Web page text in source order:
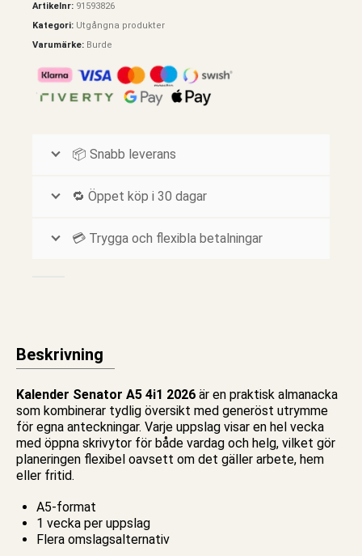
Artikelnr: 91593826
Kategori: Utgångna produkter
Varumärke: Burde
📦 Snabb leverans
🔁 Öppet köp i 30 dagar
💳 Trygga och flexibla betalningar
Beskrivning
Kalender Senator A5 4i1 2026 är en praktisk almanacka
som kombinerar tydlig översikt med generöst utrymme
för egna anteckningar. Varje uppslag visar en hel vecka
med öppna skrivytor för både vardag och helg, vilket gör
planeringen flexibel oavsett om det gäller arbete, hem
eller fritid.
A5-format
1 vecka per uppslag
Flera omslagsalternativ